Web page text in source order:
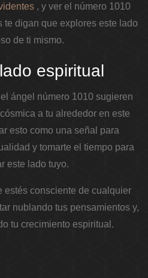
, y ver el número 1010
te digan que explores este lado
de ti mismo.
espiritual
ángel número 1010 sugieren
a tu alrededor en este
esto como una señal para
y tomarte el tiempo para
este lado tuyo.
estés consciente de cualquier
nublando tus pensamientos y,
tu crecimiento espiritual.